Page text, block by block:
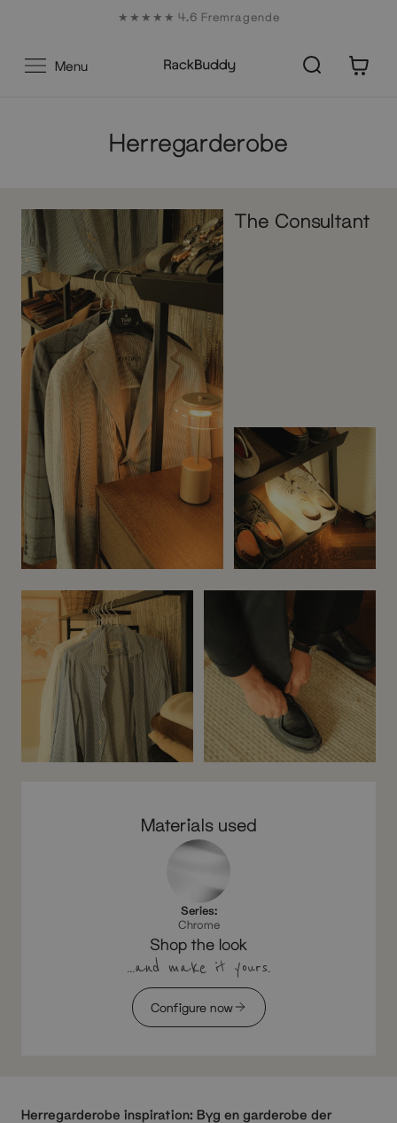
★★★★★ 4.6 Fremragende
Menu
Herregarderobe
The Consultant
Before
Materials used
Series:
Chrome
Shop the look
...and make it yours.
Configure now
Herregarderobe inspiration: Byg en garderobe der